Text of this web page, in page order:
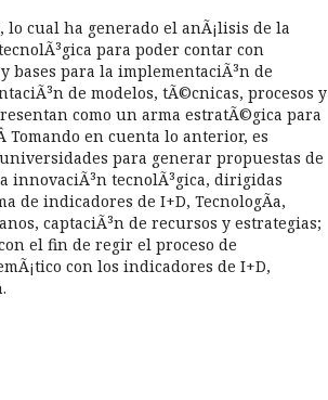
cual ha generado el anÃ¡lisis de la
para poder contar con
bases para la implementaciÃ³n de
de modelos, tÃ©cnicas, procesos y
como un arma estratÃ©gica para
Tomando en cuenta lo anterior, es
para generar propuestas de
innovaciÃ³n tecnolÃ³gica, dirigidas
de indicadores de I+D, TecnologÃ­a,
captaciÃ³n de recursos y estrategias;
el fin de regir el proceso de
con los indicadores de I+D,